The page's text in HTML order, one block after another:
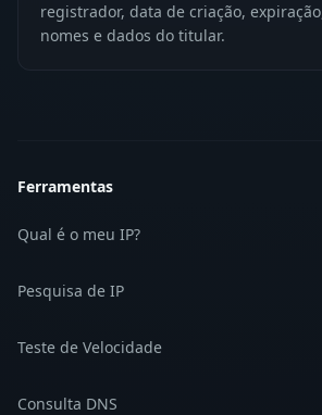
registrador, data de criação,
nomes e dados do titular.
Ferramentas
Qual é o meu IP?
Pesquisa de IP
Teste de Velocidade
Consulta DNS